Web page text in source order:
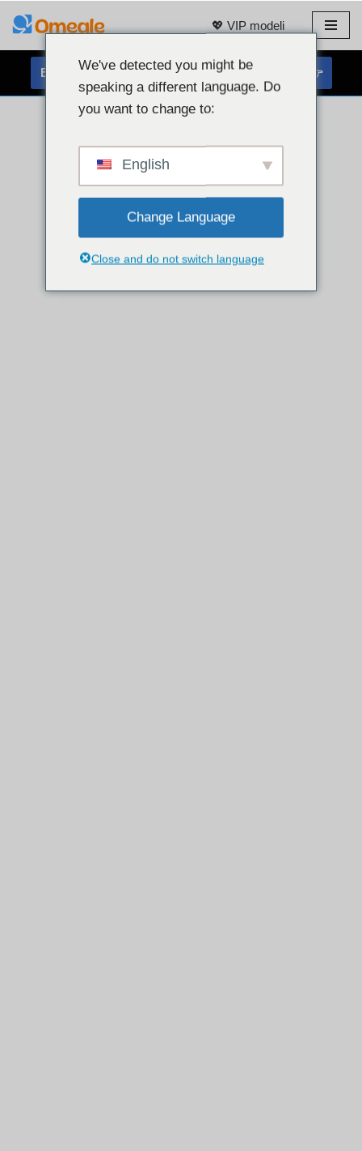
💖 VIP modeli
BREZPLAČEN KLEPET S SPLETNO KAMERO 👉
We've detected you might be
speaking a different language. Do
you want to change to:
English
Change Language
Close and do not switch language